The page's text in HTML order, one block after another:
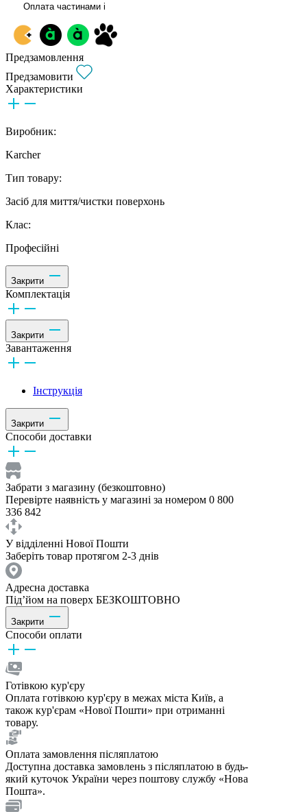
Оплата частинами i
Предзамовлення
Предзамовити
Характеристики
Виробник:
Karcher
Тип товару:
Засіб для миття/чистки поверхонь
Клас:
Професійні
Закрити
Комплектація
Закрити
Завантаження
Інструкція
Закрити
Способи доставки
Забрати з магазину (безкоштовно)
Перевірте наявність у магазині за номером 0 800
336 842
У відділенні Нової Пошти
Заберіть товар протягом 2-3 днів
Адресна доставка
Під’йом на поверх БЕЗКОШТОВНО
Закрити
Способи оплати
Готівкою кур'єру
Оплата готівкою кур'єру в межах міста Київ, а
також кур'єрам «Нової Пошти» при отриманні
товару.
Оплата замовлення післяплатою
Доступна доставка замовлень з післяплатою в будь-
який куточок України через поштову службу «Нова
Пошта».